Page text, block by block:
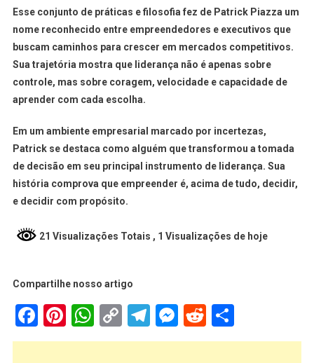
Esse conjunto de práticas e filosofia fez de Patrick Piazza um
nome reconhecido entre empreendedores e executivos que
buscam caminhos para crescer em mercados competitivos.
Sua trajetória mostra que liderança não é apenas sobre
controle, mas sobre coragem, velocidade e capacidade de
aprender com cada escolha.
Em um ambiente empresarial marcado por incertezas,
Patrick se destaca como alguém que transformou a tomada
de decisão em seu principal instrumento de liderança. Sua
história comprova que empreender é, acima de tudo, decidir,
e decidir com propósito.
21 Visualizações Totais , 1 Visualizações de hoje
Compartilhe nosso artigo
Facebook
Pinterest
WhatsApp
Copy
Link
Telegram
Messenger
Reddit
Share